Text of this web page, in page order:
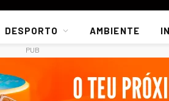
DESPORTO AMBIENTE
PUB